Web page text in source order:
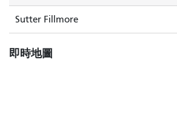
Sutter Fillmore
即時地圖